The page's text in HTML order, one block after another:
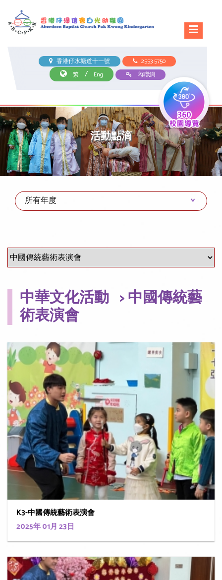
香港仔水塘道十一號
2553 5750
繁
/ Eng 內聯網
活動點滴
中華文化活動 > 中國傳統藝
術表演會
K3-中國傳統藝術表演會
2025年 01月 23日